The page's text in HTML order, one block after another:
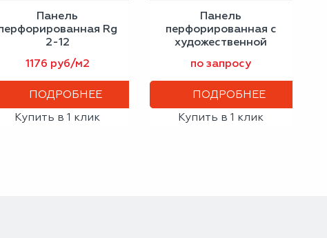
Панель
Rg
2-12
1176 руб/м2
ПОДРОБНЕЕ
Купить в 1 клик
Панель
перфорированная с
художественной
по запросу
ПОДРОБНЕЕ
Купить в 1 клик